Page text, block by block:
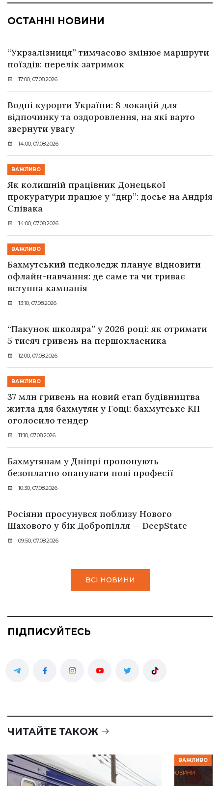
ОСТАННІ НОВИНИ
“Укрзалізниця” тимчасово змінює маршрути
поїздів: перелік затримок
17:00, 07.08.2026
Водні курорти України: 8 локацій для
відпочинку та оздоровлення, на які варто
звернути увагу
14:00, 07.08.2026
ВАЖЛИВО
Як колишній працівник Донецької
прокуратури працює у “днр”: досьє на Андрія
Співака
14:00, 07.08.2026
ВАЖЛИВО
Бахмутський педколедж планує відновити
офлайн-навчання: де саме та чи триває
вступна кампанія
13:10, 07.08.2026
“Пакунок школяра” у 2026 році: як отримати
5 тисяч гривень на першокласника
12:00, 07.08.2026
ВАЖЛИВО
37 млн гривень на новий етап будівництва
житла для бахмутян у Гощі: бахмутське КП
оголосило тендер
11:10, 07.08.2026
Бахмутянам у Дніпрі пропонують
безоплатно опанувати нові професії
10:30, 07.08.2026
Росіяни просунувся поблизу Нового
Шахового у бік Добропілля — DeepState
09:50, 07.08.2026
ВСІ НОВИНИ
ПІДПИСУЙТЕСЬ
ЧИТАЙТЕ ТАКОЖ
ВАЖЛИВО